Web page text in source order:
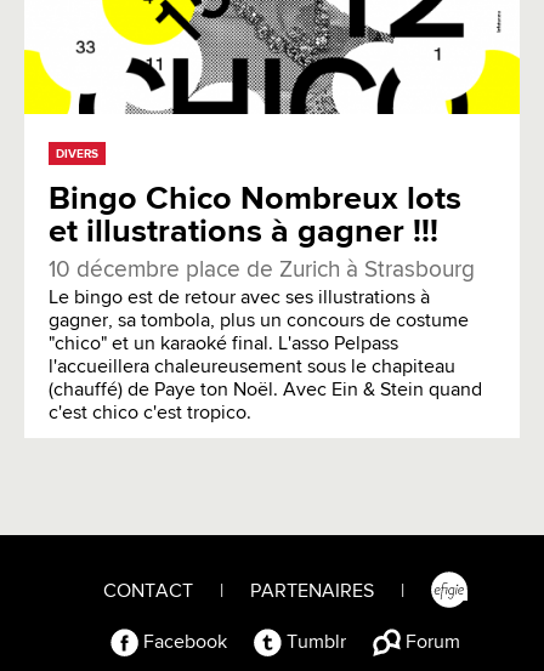
DIVERS
Bingo Chico Nombreux lots
et illustrations à gagner !!!
10 décembre place de Zurich à Strasbourg
Le bingo est de retour avec ses illustrations à
gagner, sa tombola, plus un concours de costume
"chico" et un karaoké final. L'asso Pelpass
l'accueillera chaleureusement sous le chapiteau
(chauffé) de Paye ton Noël. Avec Ein & Stein quand
c'est chico c'est tropico.
CONTACT PARTENAIRES
Facebook Tumblr Forum